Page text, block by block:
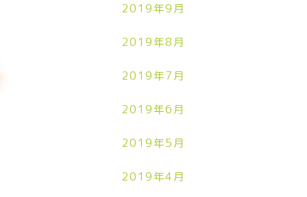
2019年9月
2019年8月
2019年7月
2019年6月
2019年5月
2019年4月